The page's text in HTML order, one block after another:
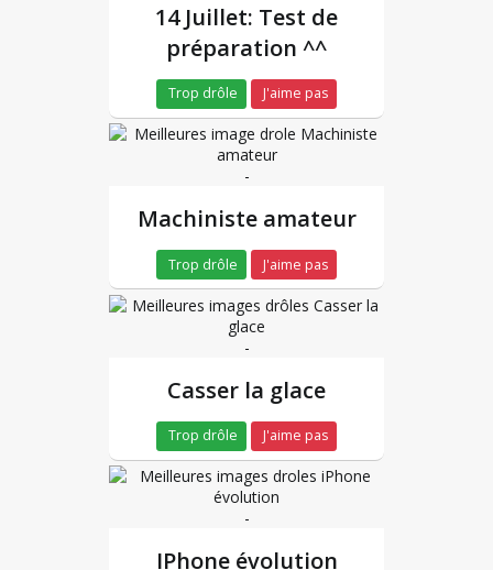
14 Juillet: Test de
préparation ^^
Trop drôle J'aime pas
-
Machiniste amateur
Trop drôle J'aime pas
-
Casser la glace
Trop drôle J'aime pas
-
IPhone évolution